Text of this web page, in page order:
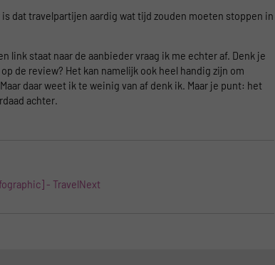
dat travelpartijen aardig wat tijd zouden moeten stoppen in
link staat naar de aanbieder vraag ik me echter af. Denk je
de review? Het kan namelijk ook heel handig zijn om
daar weet ik te weinig van af denk ik. Maar je punt: het
achter.
- TravelNext